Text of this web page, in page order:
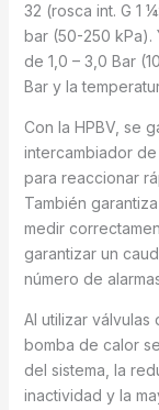
32 (rosca int. G 1
bar (50-250 kPa).
de 1,0 – 3,0 Bar
Bar y la
Con la HPBV, se
intercambiador
para reaccionar
También
medir
garantizar un
número de
Al utilizar válvulas
bomba de calor
del sistema, la
inactividad y la